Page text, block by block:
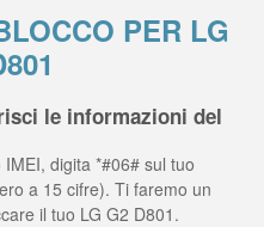
PER LG
le informazioni del
digita *#06# sul tuo
a 15 cifre). Ti faremo un
il tuo LG G2 D801.